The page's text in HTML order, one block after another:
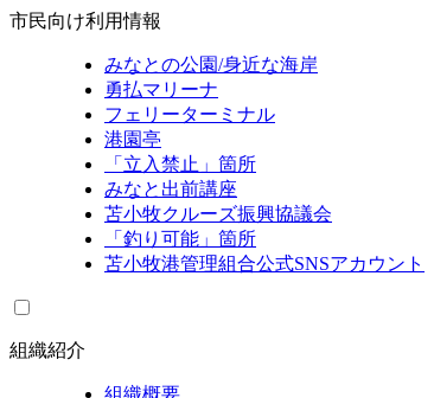
市民向け利用情報
みなとの公園/身近な海岸
勇払マリーナ
フェリーターミナル
港園亭
「立入禁止」箇所
みなと出前講座
苫小牧クルーズ振興協議会
「釣り可能」箇所
苫小牧港管理組合公式SNSアカウント
組織紹介
組織概要